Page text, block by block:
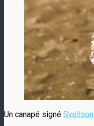
Un canapé signé Svellson